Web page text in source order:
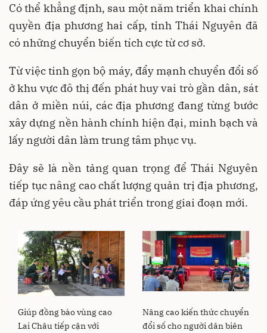
Có thể khẳng định, sau một năm triển khai chính
quyền địa phương hai cấp, tỉnh Thái Nguyên đã
có những chuyển biến tích cực từ cơ sở.
Từ việc tinh gọn bộ máy, đẩy mạnh chuyển đổi số
ở khu vực đô thị đến phát huy vai trò gần dân, sát
dân ở miền núi, các địa phương đang từng bước
xây dựng nền hành chính hiện đại, minh bạch và
lấy người dân làm trung tâm phục vụ.
Đây sẽ là nền tảng quan trọng để Thái Nguyên
tiếp tục nâng cao chất lượng quản trị địa phương,
đáp ứng yêu cầu phát triển trong giai đoạn mới.
Giúp đồng bào vùng cao
Lai Châu tiếp cận với
Nâng cao kiến thức chuyển
đổi số cho người dân biên